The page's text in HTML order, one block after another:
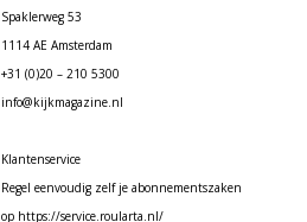
Spaklerweg 53
1114 AE Amsterdam
+31 (0)20 – 210 5300
info@kijkmagazine.nl
Klantenservice
Regel eenvoudig zelf je abonnementszaken
op https://service.roularta.nl/